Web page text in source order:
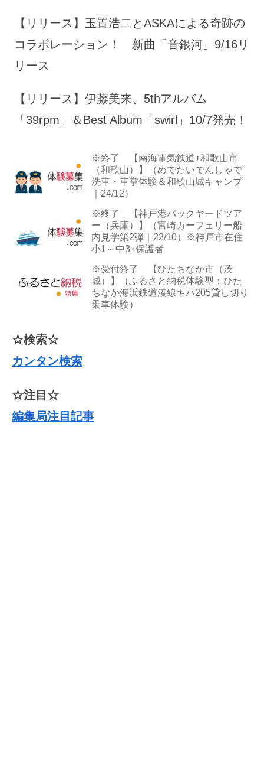
【リリース】玉置浩二とASKAによる奇跡の
コラボレーション！ 新曲「音銀河」9/16リ
リース
【リリース】伊藤美来、5thアルバム
「39rpm」＆Best Album「swirl」10/7発売！
※終了 【南海電気鉄道+和歌山市
（和歌山）】（めでたいでんしゃで
洗車・車掌体験＆和歌山城キャンプ
｜24/12）
※終了 【神戸港バックヤードツア
ー（兵庫）】（宮崎カーフェリー船
内見学第2弾｜22/10）※神戸市在住
小1～中3+保護者
※受付終了 【ひたちなか市（茨
城）】（ふるさと納税体験型：ひた
ちなか海浜鉄道湊線キハ205貸し切り
乗車体験）
☆検索☆
カンタン検索
☆注目☆
編集局注目記事